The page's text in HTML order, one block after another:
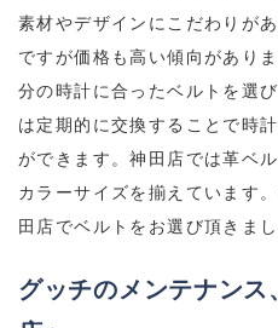
素材やデザインにこだわりが
ですが価格も高い傾向があり
分の時計に合ったベルトを選
は定期的に交換することで時
ができます。神田店では革ベ
カラーサイズを揃えています
田店でベルトをお選び頂きまし
グッチのメンテナンス